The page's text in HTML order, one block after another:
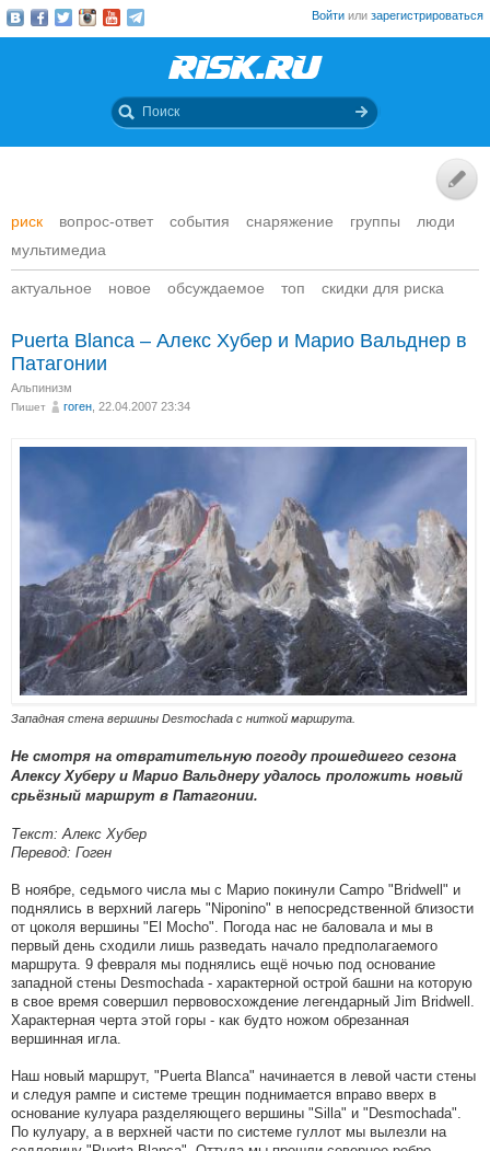
Войти или зарегистрироваться
риск вопрос-ответ события снаряжение группы
люди
мультимедиа
актуальное новое обсуждаемое топ скидки для риска
Puerta Blanca – Алекс Хубер и Марио Вальднер в
Патагонии
Альпинизм
Пишет гоген , 22.04.2007 23:34
Западная стена вершины Desmochada с ниткой маршрута.
Не смотря на отвратительную погоду прошедшего сезона
Алексу Хуберу и Марио Вальднеру удалось проложить новый
срьёзный маршрут в Патагонии.
Текст: Алекс Хубер
Перевод: Гоген
В ноябре, седьмого числа мы с Марио покинули Campo "Bridwell" и
поднялись в верхний лагерь "Niponino" в непосредственной близости
от цоколя вершины "Еl Mocho". Погода нас не баловала и мы в
первый день сходили лишь разведать начало предполагаемого
маршрута. 9 февраля мы поднялись ещё ночью под основание
западной стены Desmochada - характерной острой башни на которую
в свое время совершил первовосхождение легендарный Jim Bridwell.
Характерная черта этой горы - как будто ножом обрезанная
вершинная игла.
Наш новый маршрут, "Puerta Blanca" начинается в левой части стены
и следуя рампе и системе трещин поднимается вправо вверх в
основание кулуара разделяющего вершины "Silla" и "Desmochada".
По кулуару, а в верхней части по системе гуллот мы вылезли на